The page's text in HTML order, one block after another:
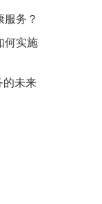
务？
何实施
的未来